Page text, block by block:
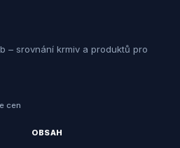
– srovnání krmiv a produktů pro
cen
OBSAH